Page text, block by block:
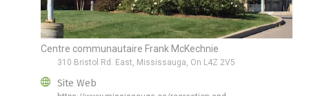
Centre communautaire Frank McKechnie
310 Bristol Rd. East, Mississauga, On L4Z 2V5
Site Web